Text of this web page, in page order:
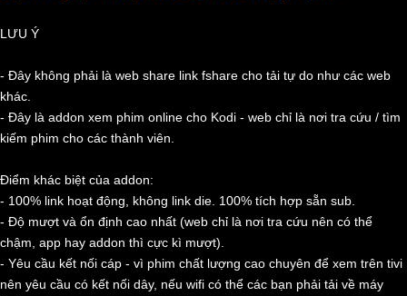
LƯU Ý
- Đây không phải là web share link fshare cho tải tự do như các web
khác.
- Đây là addon xem phim online cho Kodi - web chỉ là nơi tra cứu / tìm
kiếm phim cho các thành viên.
Điểm khác biệt của addon:
- 100% link hoạt động, không link die. 100% tích hợp sẵn sub.
- Độ mượt và ổn định cao nhất (web chỉ là nơi tra cứu nên có thể
chậm, app hay addon thì cực kì mượt).
- Yêu cầu kết nối cáp - vì phim chất lượng cao chuyên để xem trên tivi
nên yêu cầu có kết nối dây, nếu wifi có thể các bạn phải tải về máy